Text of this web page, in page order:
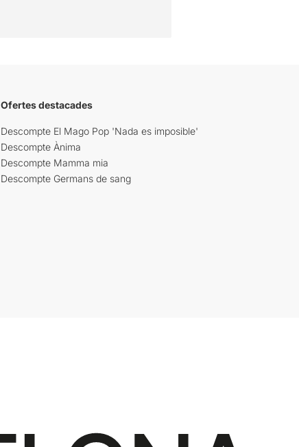
Ofertes destacades
Descompte El Mago Pop 'Nada es imposible'
Descompte Ànima
Descompte Mamma mia
Descompte Germans de sang